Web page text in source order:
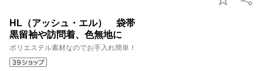
HL（アッシュ・エル） 袋帯
黒留袖や訪問着、色無地に
ポリエステル素材なのでお手入れ簡単！